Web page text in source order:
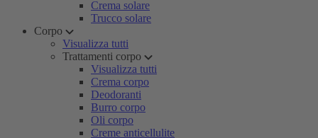
Crema solare
Trucco solare
Corpo
Visualizza tutti
Trattamenti corpo
Visualizza tutti
Crema corpo
Deodoranti
Burro corpo
Oli corpo
Creme anticellulite